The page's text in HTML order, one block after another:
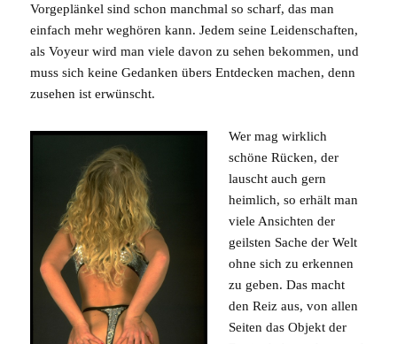
Vorgeplänkel sind schon manchmal so scharf, das man
einfach mehr weghören kann. Jedem seine Leidenschaften,
als Voyeur wird man viele davon zu sehen bekommen, und
muss sich keine Gedanken übers Entdecken machen, denn
zusehen ist erwünscht.
Wer mag wirklich
schöne Rücken, der
lauscht auch gern
heimlich, so erhält man
viele Ansichten der
geilsten Sache der Welt
ohne sich zu erkennen
zu geben. Das macht
den Reiz aus, von allen
Seiten das Objekt der